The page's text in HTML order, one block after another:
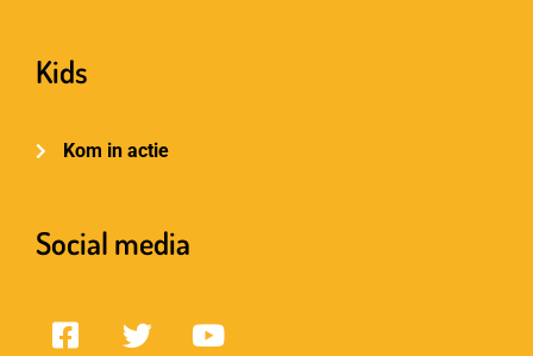
Kids
Kom in actie
Social media